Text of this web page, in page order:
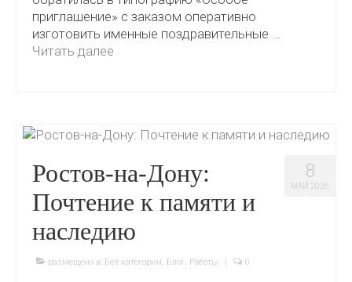
приглашение» с заказом оперативно
изготовить именные поздравительные …
Читать далее
8
МАЙ 2026
Ростов-на-Дону:
Почтение к памяти и
наследию
размещено в: Без категории, Блог, Работы | 0